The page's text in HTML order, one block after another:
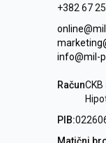
+382 67
info@mil-
Račun
PIB: